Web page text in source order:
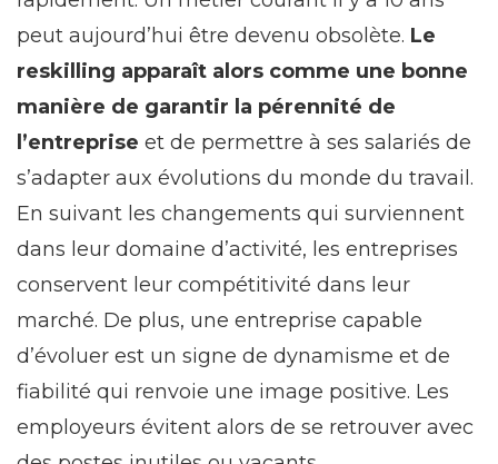
peut aujourd’hui être devenu obsolète. Le
reskilling apparaît alors comme une bonne
manière de garantir la pérennité de
l’entreprise et de permettre à ses salariés de
s’adapter aux évolutions du monde du travail.
En suivant les changements qui surviennent
dans leur domaine d’activité, les entreprises
conservent leur compétitivité dans leur
marché. De plus, une entreprise capable
d’évoluer est un signe de dynamisme et de
fiabilité qui renvoie une image positive. Les
employeurs évitent alors de se retrouver avec